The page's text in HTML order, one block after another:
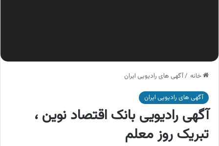
خانه /آگهی های رادیویی ایران
آگهی های رادیویی ایران
آگهی رادیویی بانک اقتصاد نوین ،
تبریک روز معلم